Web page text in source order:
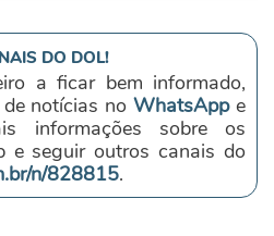
DO DOL!
a ficar bem informado,
de notícias noWhatsAppe
informações sobre os
e seguir outros canais do
n/828815.